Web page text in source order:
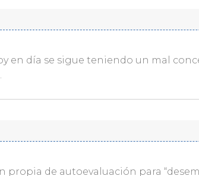
en día se sigue teniendo un mal
propia de autoevaluación para